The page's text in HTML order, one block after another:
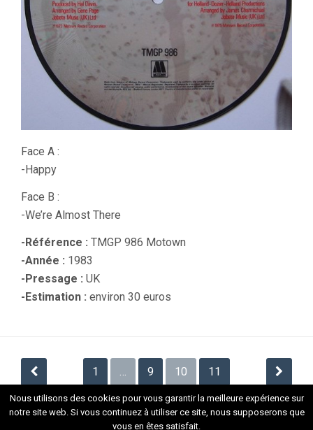
Face A :
-Happy
Face B :
-We’re Almost There
-Référence : TMGP 986 Motown
-Année : 1983
-Pressage : UK
-Estimation : environ 30 euros
Navigation
des
articles
1 … 9 10 11
Nous utilisons des cookies pour vous garantir la meilleure expérience sur
notre site web. Si vous continuez à utiliser ce site, nous supposerons que
vous en êtes satisfait.